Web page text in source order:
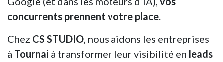
concurrents prennent votre place.
Chez CS STUDIO, nous aidons les entreprises
à Tournai à transformer leur visibilité en leads